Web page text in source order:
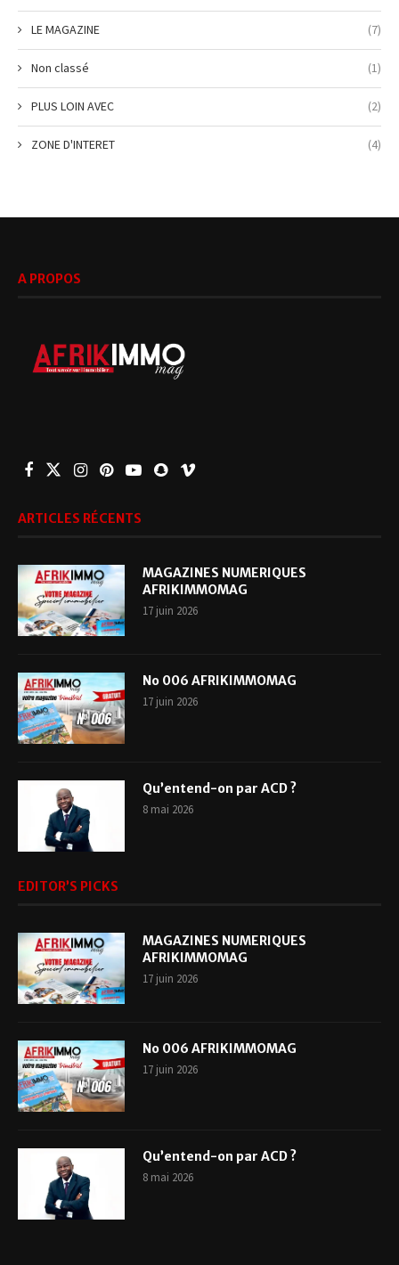
LE MAGAZINE (7)
Non classé (1)
PLUS LOIN AVEC (2)
ZONE D'INTERET (4)
A PROPOS
ARTICLES RÉCENTS
MAGAZINES NUMERIQUES
AFRIKIMMOMAG
17 juin 2026
No 006 AFRIKIMMOMAG
17 juin 2026
Qu’entend-on par ACD ?
8 mai 2026
EDITOR’S PICKS
MAGAZINES NUMERIQUES
AFRIKIMMOMAG
17 juin 2026
No 006 AFRIKIMMOMAG
17 juin 2026
Qu’entend-on par ACD ?
8 mai 2026